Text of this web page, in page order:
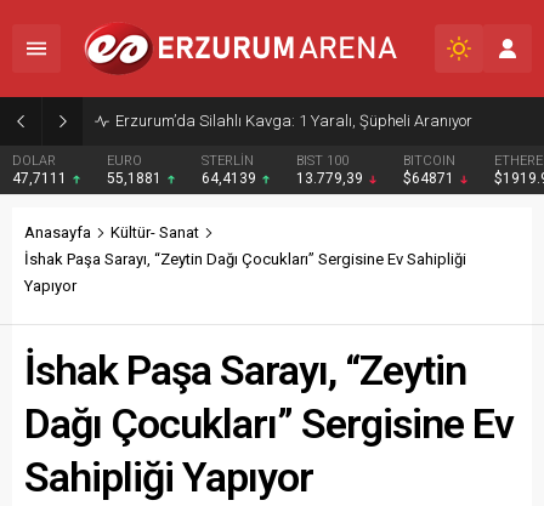
Erzurum’da Silahlı Kavga: 1 Yaralı, Şüpheli Aranıyor
DOLAR
47,7111
EURO
55,1881
STERLİN
64,4139
BIST 100
13.779,39
BITCOIN
$64871
Anasayfa
Kültür- Sanat
İshak Paşa Sarayı, “Zeytin Dağı Çocukları” Sergisine Ev Sahipliği
Yapıyor
İshak Paşa Sarayı, “Zeytin
Dağı Çocukları” Sergisine Ev
Sahipliği Yapıyor